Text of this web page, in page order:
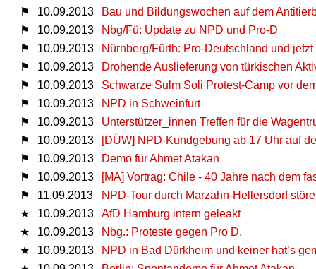
⚑
10.09.2013
Bau und Bildungswochen auf dem
⚑
10.09.2013
Nbg/Fü: Update zu NPD und Pro-D
⚑
10.09.2013
Nürnberg/Fürth: Pro-Deutschland und
⚑
10.09.2013
Drohende Auslieferung von türkischen
⚑
10.09.2013
Schwarze Sulm Soli Protest-Camp vor
⚑
10.09.2013
NPD in Schweinfurt
⚑
10.09.2013
Unterstützer_innen Treffen für die
⚑
10.09.2013
[DÜW] NPD-Kundgebung ab 17 Uhr auf
⚑
10.09.2013
Demo für Ahmet Atakan
⚑
10.09.2013
[MA] Vortrag: Chile - 40 Jahre nach dem
⚑
11.09.2013
NPD-Tour durch Marzahn-Hellersdorf
★
10.09.2013
AfD Hamburg intern geleakt
★
10.09.2013
Nbg.: Proteste gegen Pro D.
★
10.09.2013
NPD in Bad Dürkheim und keiner hat’s